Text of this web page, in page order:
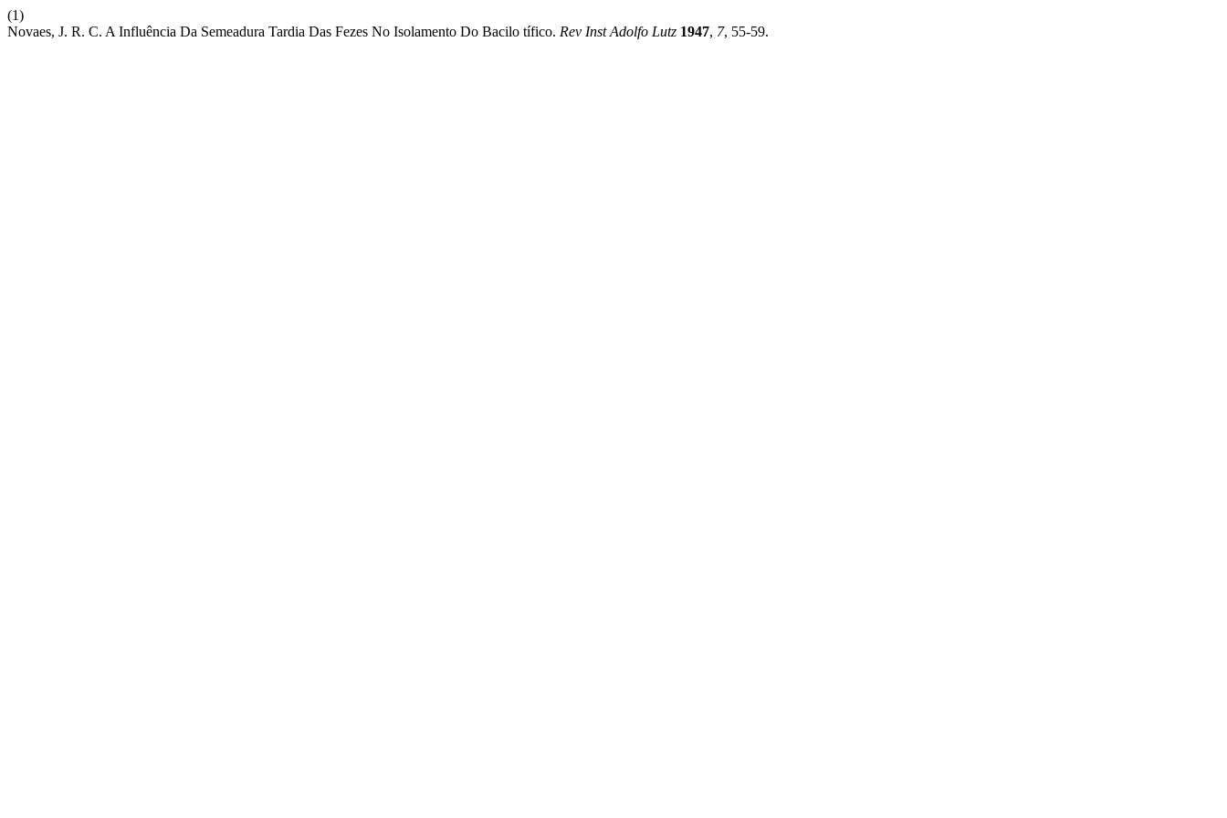
(1)
Novaes, J. R. C. A Influência Da Semeadura Tardia Das Fezes No Isolamento Do Bacilo tífico. Rev Inst Adolfo Lutz 1947, 7, 55-59.